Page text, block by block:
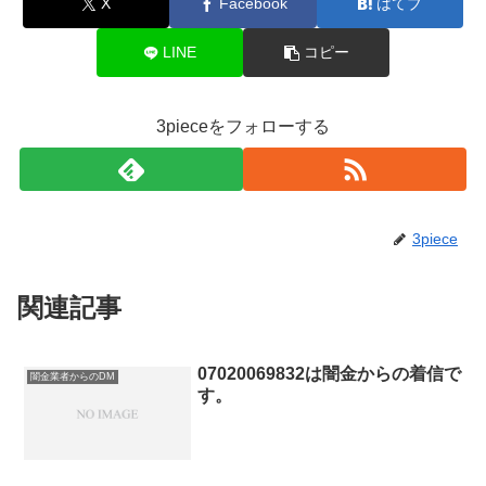
LINE コピー
3pieceをフォローする
3piece
関連記事
闇金業者からのDM
07020069832は闇金からの着信で
す。